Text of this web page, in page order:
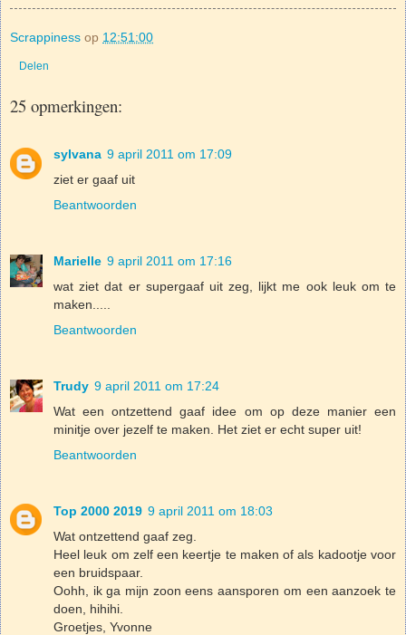
Scrappiness op 12:51:00
Delen
25 opmerkingen:
sylvana 9 april 2011 om 17:09
ziet er gaaf uit
Beantwoorden
Marielle 9 april 2011 om 17:16
wat ziet dat er supergaaf uit zeg, lijkt me ook leuk om te
maken.....
Beantwoorden
Trudy 9 april 2011 om 17:24
Wat een ontzettend gaaf idee om op deze manier een
minitje over jezelf te maken. Het ziet er echt super uit!
Beantwoorden
Top 2000 2019 9 april 2011 om 18:03
Wat ontzettend gaaf zeg.
Heel leuk om zelf een keertje te maken of als kadootje voor
een bruidspaar.
Oohh, ik ga mijn zoon eens aansporen om een aanzoek te
doen, hihihi.
Groetjes, Yvonne